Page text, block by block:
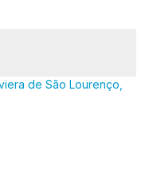
de São Lourenço,